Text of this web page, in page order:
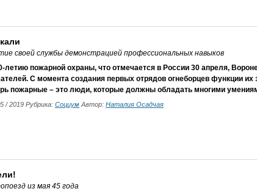
своей службы демонстрацией профессиональных навыков
летию пожарной охраны, что отмечается в России 30 апреля,
С момента создания первых отрядов огнеборцев функции их
пожарные – это люди, которые должны обладать многими
/ 2019 Рубрика: Социум Автор: Наталия Осадчая
из мая 45 года